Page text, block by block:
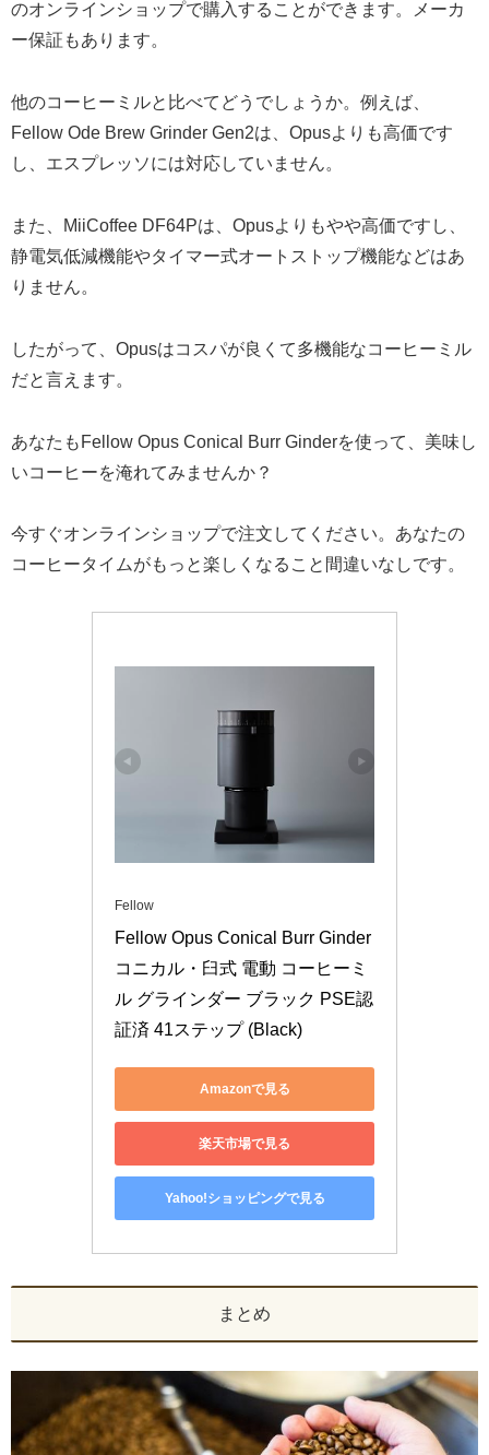
のオンラインショップで購入することができます。メーカ
ー保証もあります。
他のコーヒーミルと比べてどうでしょうか。例えば、
Fellow Ode Brew Grinder Gen2は、Opusよりも高価です
し、エスプレッソには対応していません。
また、MiiCoffee DF64Pは、Opusよりもやや高価ですし、
静電気低減機能やタイマー式オートストップ機能などはあ
りません。
したがって、Opusはコスパが良くて多機能なコーヒーミル
だと言えます。
あなたもFellow Opus Conical Burr Ginderを使って、美味し
いコーヒーを淹れてみませんか？
今すぐオンラインショップで注文してください。あなたの
コーヒータイムがもっと楽しくなること間違いなしです。
Fellow
Fellow Opus Conical Burr Ginder
コニカル・臼式 電動 コーヒーミ
ル グラインダー ブラック PSE認
証済 41ステップ (Black)
Amazonで見る
楽天市場で見る
Yahoo!ショッピングで見る
まとめ